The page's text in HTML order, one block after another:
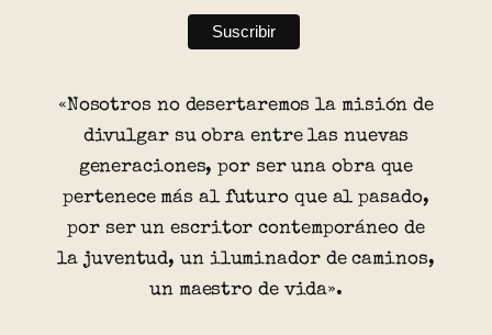
«Nosotros no desertaremos la misión de
divulgar su obra entre las nuevas
generaciones, por ser una obra que
pertenece más al futuro que al pasado,
por ser un escritor contemporáneo de
la juventud, un iluminador de caminos,
un maestro de vida».